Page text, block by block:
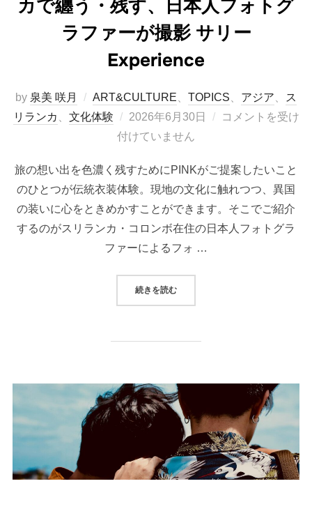
カで纏う・残す、日本人フォトグ
ラファーが撮影 サリー
Experience
by 泉美 咲月 ART&CULTURE TOPICS アジア
ス
リランカ
文化体験
投
稿
2026年6月30日
コメントを受け
付けていません
旅の想い出を色濃く残すためにPINKがご提案したいこと
のひとつが伝統衣装体験。現地の文化に触れつつ、異国
の装いに心をときめかすことができます。そこでご紹介
するのがスリランカ・コロンボ在住の日本人フォトグラ
ファーによるフォ …
続きを読む“旅を彩る伝統衣装体験 スリラン